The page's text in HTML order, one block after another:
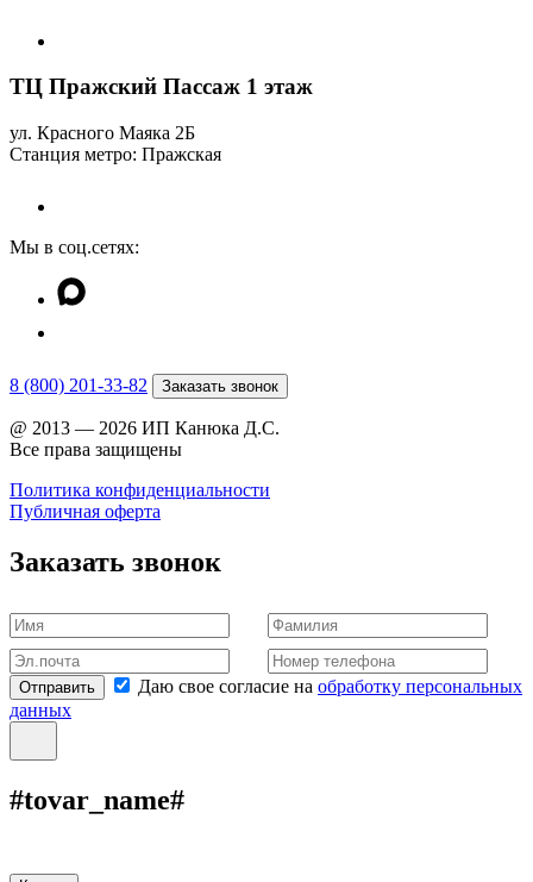
ТЦ Пражский Пассаж 1 этаж
ул. Красного Маяка 2Б
Станция метро: Пражская
Мы в соц.сетях:
8 (800) 201-33-82 Заказать звонок
@ 2013 — 2026 ИП Канюка Д.С.
Все права защищены
Политика конфиденциальности
Публичная оферта
Заказать звонок
Отправить Даю свое согласие на обработку персональных
данных
#tovar_name#